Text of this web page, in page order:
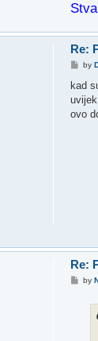
Re:
P
s
by
kad
ovo
Re:
Pby